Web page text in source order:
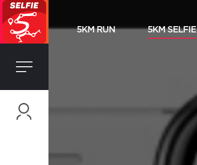
5KM RUN 5KM SELFIE